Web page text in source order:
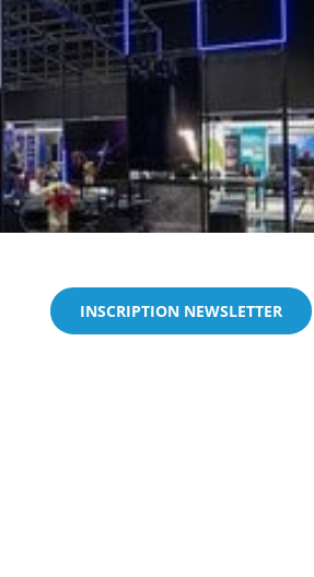
INSCRIPTION NEWSLETTER